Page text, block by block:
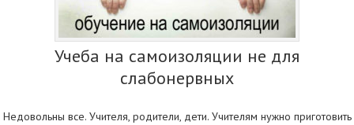
Учеба на самоизоляции не для
слабонервных
Недовольны все. Учителя, родители, дети. Учителям нужно приготовить